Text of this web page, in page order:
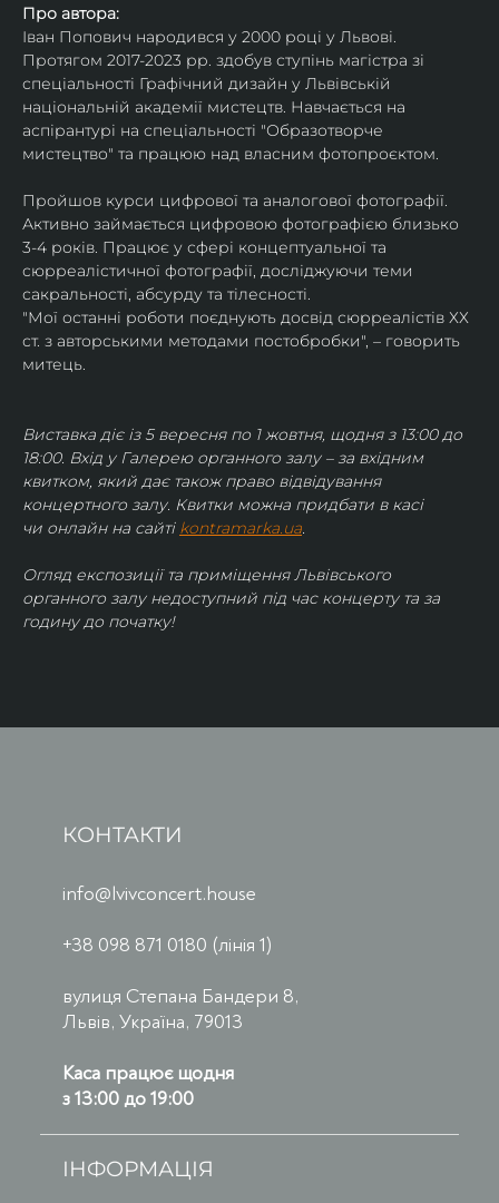
Про автора:
Іван Попович народився у 2000 році у Львові.
Протягом 2017-2023 рр. здобув ступінь магістра зі
спеціальності Графічний дизайн у Львівській
національній академії мистецтв. Навчається на
аспірантурі на спеціальності "Образотворче
мистецтво" та працюю над власним фотопроєктом.
Пройшов курси цифрової та аналогової фотографії.
Активно займається цифровою фотографією близько
3-4 років. Працює у сфері концептуальної та
сюрреалістичної фотографії, досліджуючи теми
сакральності, абсурду та тілесності.
"Мої останні роботи поєднують досвід сюрреалістів ХХ
ст. з авторськими методами постобробки", – говорить
митець.
Виставка діє із 5 вересня по 1 жовтня, щодня з 13:00 до
18:00. Вхід у Галерею органного залу – за вхідним
квитком, який дає також право відвідування
концертного залу. Квитки можна придбати в касі
чи онлайн на сайті kontramarka.ua.
Огляд експозиції та приміщення Львівського
органного залу недоступний під час концерту та за
годину до початку!
КОНТАКТИ
info@lvivconcert.house
+38 098 871 0180 (лінія 1)
вулиця Степана Бандери 8,
Львів, Україна, 79013
Каса працює щодня
з 13:00 до 19:00
ІНФОРМАЦІЯ